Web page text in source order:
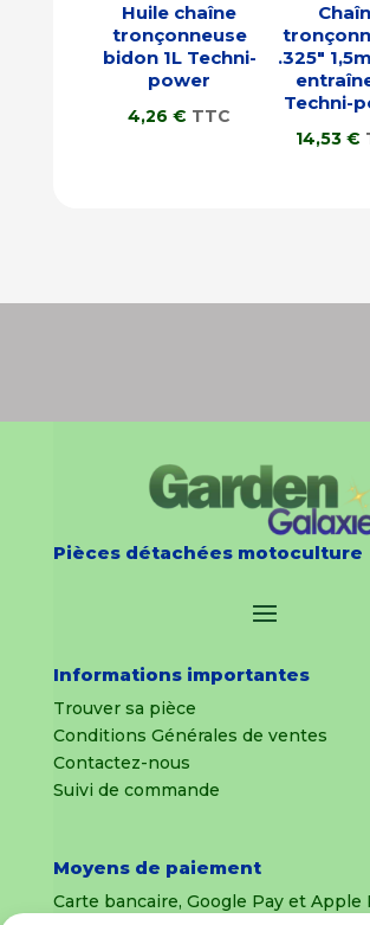
Huile chaîne
tronçonneuse
bidon 1L Techni-
power
4,26€ TTC
.325″
Techni-
14,53€
Pièces détachées motoculture
Informations importantes
Trouver sa pièce
Conditions Générales de ventes
Contactez-nous
Suivi de commande
Moyens de paiement
Carte bancaire, Google Pay et Apple